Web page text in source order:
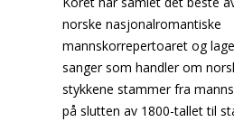
norske nasjonalromantiske
mannskorrepertoaret og
sanger som handler om
stykkene stammer fra
på slutten av 1800-tallet til